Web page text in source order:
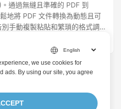
通過無縫且準確的 PDF 到
地將 PDF 文件轉換為動態且可
手動複製粘貼和繁瑣的格式調
we use cookies for
ads. By using our site, you agree